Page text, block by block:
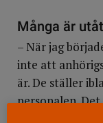
Många är
– När jag
inte att
är. De ställer
personalen.